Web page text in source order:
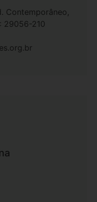
Contemporâneo,
29056-210